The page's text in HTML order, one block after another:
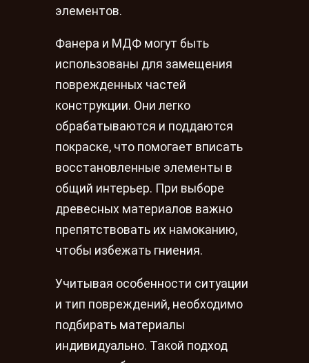
элементов.
Фанера и МДФ могут быть
использованы для замещения
поврежденных частей
конструкции. Они легко
обрабатываются и поддаются
покраске, что помогает вписать
восстановленные элементы в
общий интерьер. При выборе
древесных материалов важно
препятствовать их намоканию,
чтобы избежать гниения.
Учитывая особенности ситуации
и тип повреждений, необходимо
подбирать материалы
индивидуально. Такой подход